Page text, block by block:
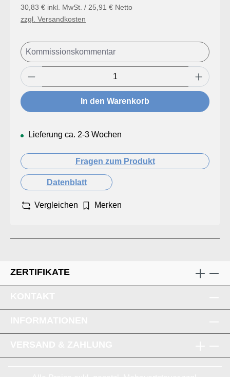
30,83 € inkl. MwSt. / 25,91 € Netto
zzgl. Versandkosten
Produkt Anzahl: Gib den gewünschten
In den Warenkorb
Lieferung ca. 2-3 Wochen
Fragen zum Produkt
Datenblatt
Vergleichen Merken
ZERTIFIKATE